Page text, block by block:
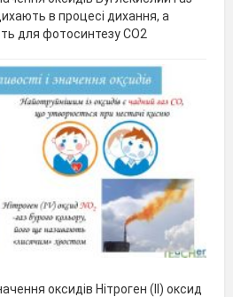
в процесі дихання, а
для фотосинтезу СO2
оксидів Нітроген (ІІ) оксид